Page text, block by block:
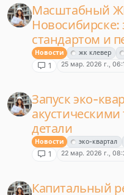
Масштабный
Новосибирске:
стандартом и
Новости жк клевер
1 25 мар. 2026 г.,
Запуск эко-
детали
Новости эко-квартал
1 22 мар. 2026 г.,
Капитальный